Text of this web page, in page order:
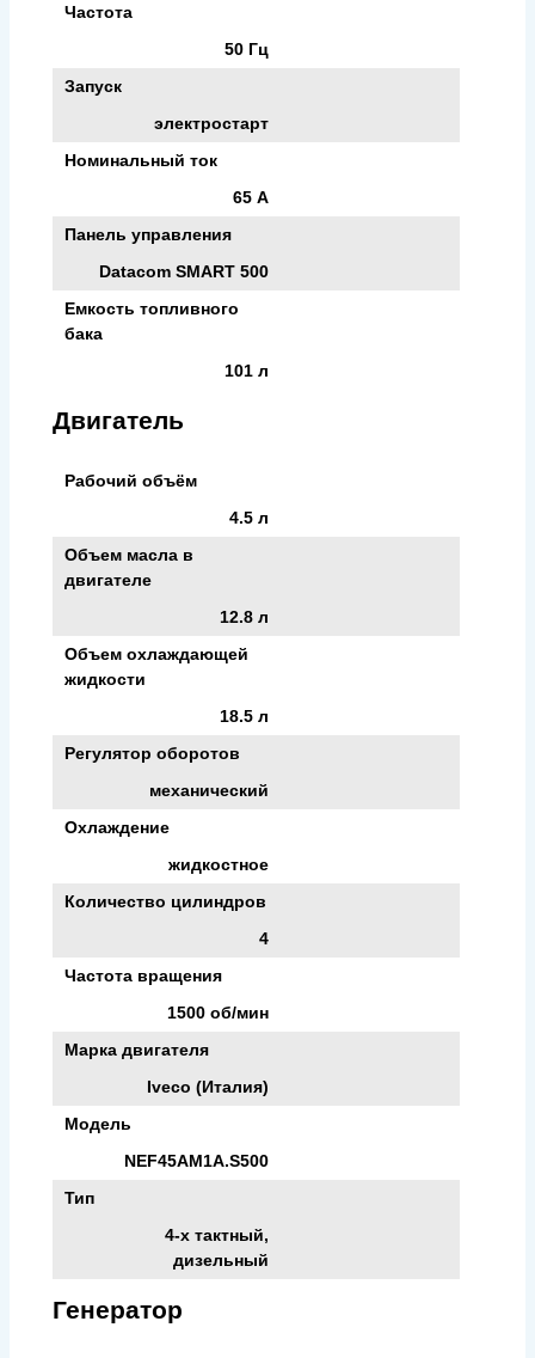
Частота
50 Гц
Запуск
электростарт
Номинальный ток
65 А
Панель управления
Datacom SMART 500
Емкость топливного
бака
101 л
Двигатель
Рабочий объём
4.5 л
Объем масла в
двигателе
12.8 л
Объем охлаждающей
жидкости
18.5 л
Регулятор оборотов
механический
Охлаждение
жидкостное
Количество цилиндров
4
Частота вращения
1500 об/мин
Марка двигателя
Iveco (Италия)
Модель
NEF45AM1A.S500
Тип
4-х тактный,
дизельный
Генератор